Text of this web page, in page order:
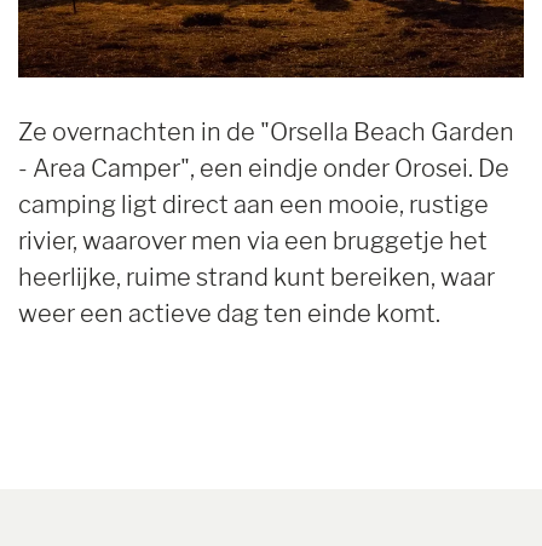
Ze overnachten in de "Orsella Beach Garden
- Area Camper", een eindje onder Orosei. De
camping ligt direct aan een mooie, rustige
rivier, waarover men via een bruggetje het
heerlijke, ruime strand kunt bereiken, waar
weer een actieve dag ten einde komt.